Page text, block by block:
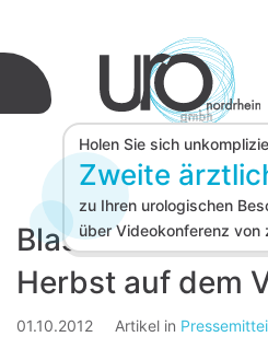
Holen Sie sich
Zweite
zu Ihren urologischen
über Videokonferenz von
Herbst auf dem
01.10.2012 Artikel in